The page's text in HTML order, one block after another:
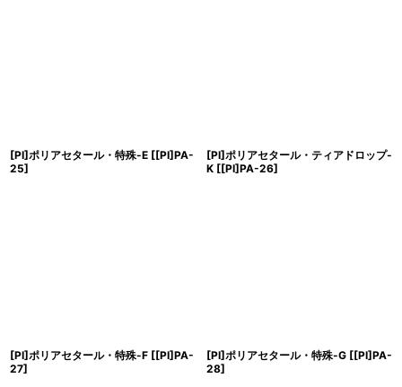
[PI]ポリアセタール・特殊-E [[PI]PA-
25]
[PI]ポリアセタール・ティアドロップ-
K [[PI]PA-26]
[PI]ポリアセタール・特殊-F [[PI]PA-
27]
[PI]ポリアセタール・特殊-G [[PI]PA-
28]